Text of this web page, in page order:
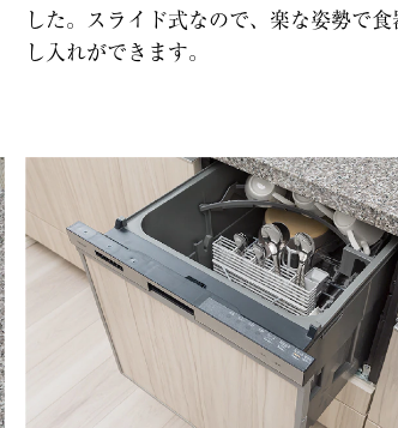
した。スライド式なので、楽な姿勢で食
し入れができます。